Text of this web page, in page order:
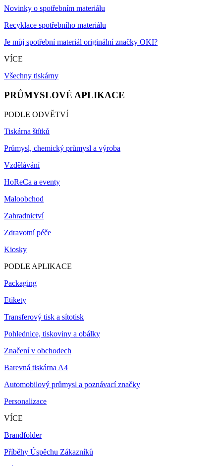
Novinky o spotřebním materiálu
Recyklace spotřebního materiálu
Je můj spotřební materiál originální značky OKI?
VÍCE
Všechny tiskárny
PRŮMYSLOVÉ APLIKACE
PODLE ODVĚTVÍ
Tiskárna štítků
Průmysl, chemický průmysl a výroba
Vzdělávání
HoReCa a eventy
Maloobchod
Zahradnictví
Zdravotní péče
Kiosky
PODLE APLIKACE
Packaging
Etikety
Transferový tisk a sítotisk
Pohlednice, tiskoviny a obálky
Značení v obchodech
Barevná tiskárna A4
Automobilový průmysl a poznávací značky
Personalizace
VÍCE
Brandfolder
Příběhy Úspěchu Zákazníků